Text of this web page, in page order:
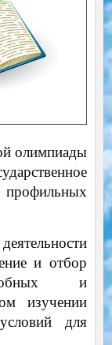
олимпиады
и отбор
и
изучении
для